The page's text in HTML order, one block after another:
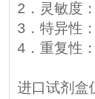
2．灵敏度
3．特异性
4．重复性
进口试剂盒